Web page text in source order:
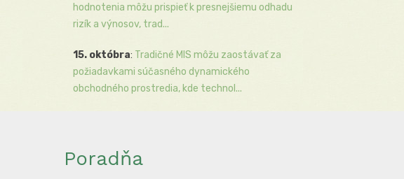
hodnotenia môžu prispieť k presnejšiemu odhadu
rizík a výnosov, trad...
15. októbra: Tradičné MIS môžu zaostávať za
požiadavkami súčasného dynamického
obchodného prostredia, kde technol...
Poradňa